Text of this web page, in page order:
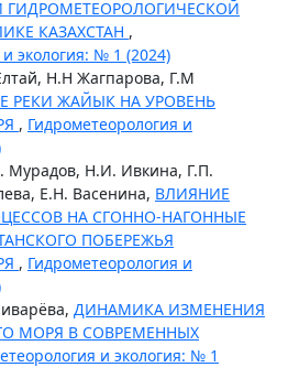
ГИДРОМЕТЕОРОЛОГИЧЕСКОЙ
КАЗАХСТАН ,
экология: № 1 (2024)
Н.Н Жагпарова, Г.М
РЕКИ ЖАЙЫК НА УРОВЕНЬ
, Гидрометеорология и
Н.И. Ивкина, Г.П.
Е.Н. Васенина, ВЛИЯНИЕ
НА СГОННО-НАГОННЫЕ
ПОБЕРЕЖЬЯ
, Гидрометеорология и
ДИНАМИКА ИЗМЕНЕНИЯ
МОРЯ В СОВРЕМЕННЫХ
и экология: № 1